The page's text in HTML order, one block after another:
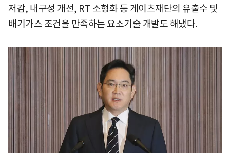
저감, 내구성 개선, RT 소형화 등 게이츠재단의 유출수 및
배기가스 조건을 만족하는 요소기술 개발도 해냈다.